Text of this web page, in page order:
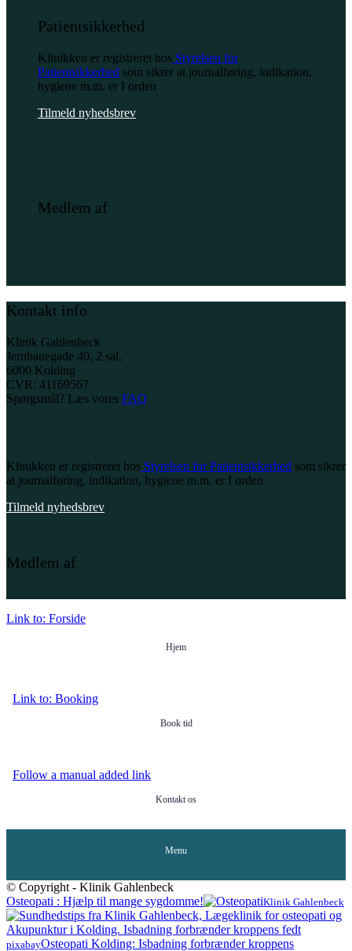
Patientsikkerhed
Klinikken er registreret hos Styrelsen for
Patientsikkerhed som sikrer at journalføring, indikation,
hygiene m.m. er I orden
Tilmeld nyhedsbrev
Medlem af
Kontakt info
Klinik Gahlenbeck
Jernbanegade 40, 2 sal,
6000 Kolding
CVR: 41169567
Spørgsmål? Læs vores FAQ
Klinikken er registreret hos Styrelsen for Patientsikkerhed som sikrer
at journalføring, indikation, hygiene m.m. er I orden
Tilmeld nyhedsbrev
Medlem af
Link to: Forside
Hjem
Link to: Booking
Book tid
Follow a manual added link
Kontakt os
Menu
© Copyright - Klinik Gahlenbeck
Osteopati : Hjælp til mange sygdomme!
Klinik Gahlenbeck
pixabayOsteopati Kolding: Isbadning forbrænder kroppens